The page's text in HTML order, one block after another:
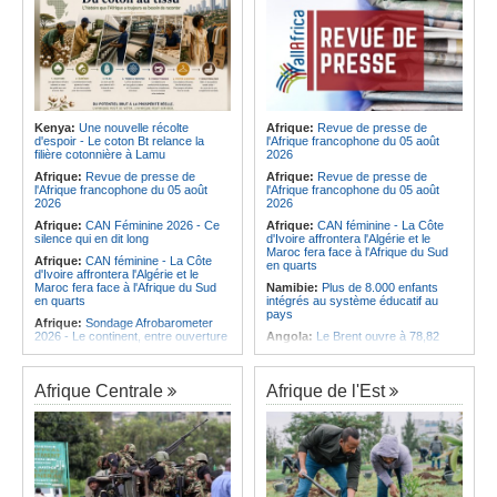
Kenya: Une nouvelle récolte
d'espoir - Le coton Bt relance la
filière cotonnière à Lamu
Afrique: Revue de presse de
l'Afrique francophone du 05 août
2026
Afrique: CAN Féminine 2026 - Ce
silence qui en dit long
Afrique: CAN féminine - La Côte
d'Ivoire affrontera l'Algérie et le
Maroc fera face à l'Afrique du Sud
en quarts
Afrique: Sondage Afrobarometer
2026 - Le continent, entre ouverture
Afrique:L'Éthiopie accueillera la
76e session du Comité régional de
l'OMS pour le continent
Afrique:La chaîne Canal+ va
diffuser l'ensemble des coupes
d'Europe de football sur le continent
Afrique:Les soins de santé
passent aussi par les familles et les
Afrique: Revue de presse de
l'Afrique francophone du 05 août
2026
Afrique: Revue de presse de
l'Afrique francophone du 05 août
2026
Afrique: CAN féminine - La Côte
d'Ivoire affrontera l'Algérie et le
Maroc fera face à l'Afrique du Sud
en quarts
Namibie: Plus de 8.000 enfants
intégrés au système éducatif au
pays
Angola: Le Brent ouvre à 78,82
Angola:Une commission présente
son plan d'intervention en cas de
catastrophe à Huambo
Angola:L'IDF renforce l'application
de la loi pour préserver la faune
sauvage
Angola:Les chasseurs angolais
préconisent la numérisation du
Afrique Centrale Afrique de l'Est